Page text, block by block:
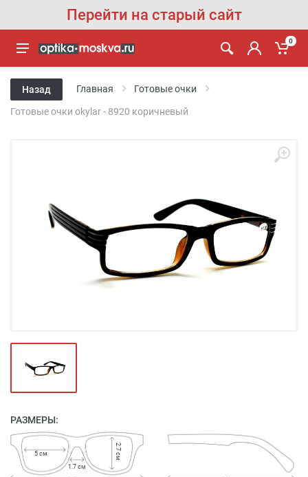
Перейти на старый сайт
0
Назад Главная Готовые очки
Готовые очки okylar - 8920 коричневый
РАЗМЕРЫ:
1.7 см
5 см 2.7 см